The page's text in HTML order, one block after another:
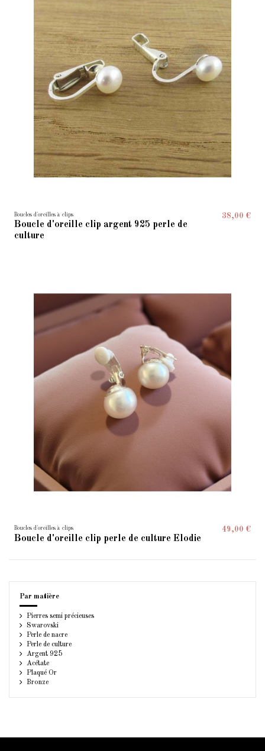
Boucles d'oreilles à clips
Boucle d'oreille clip argent 925 perle de
culture
38,00 €
Boucles d'oreilles à clips
Boucle d'oreille clip perle de culture Elodie
49,00 €
Par matière
Pierres semi précieuses
Swarovski
Perle de nacre
Perle de culture
Argent 925
Acétate
Plaqué Or
Bronze